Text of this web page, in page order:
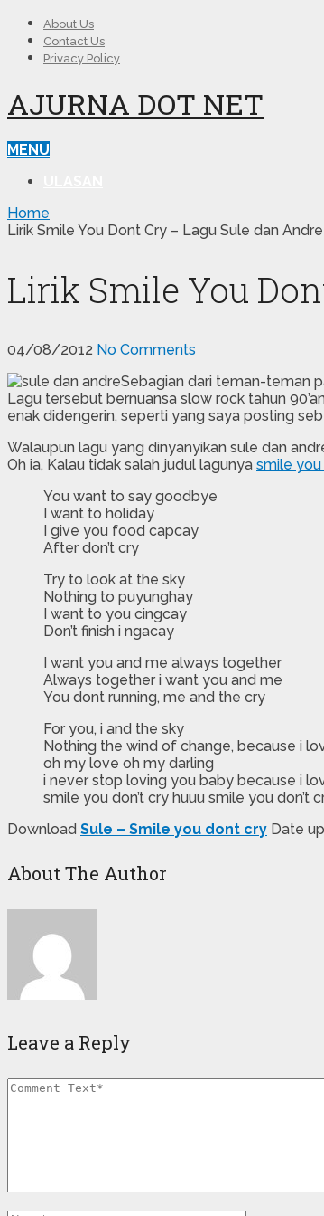
About Us
Contact Us
Privacy Policy
AJURNA DOT NET
MENU
Home
Lirik Smile You Dont Cry – Lagu Sule dan Andre
Lirik Smile You
04/08/2012 No Comments
Sebagian dari teman-teman
Lagu tersebut bernuansa slow rock tahun
enak didengerin, seperti yang saya posting
Walaupun lagu yang dinyanyikan sule dan
Oh ia, Kalau tidak salah judul lagunya smile
You want to say goodbye
I want to holiday
I give you food capcay
After don’t cry
Try to look at the sky
Nothing to puyunghay
I want to you cingcay
Don’t finish i ngacay
I want you and me always together
Always together i want you and me
You dont running, me and the cry
For you, i and the sky
Nothing the wind of change, because i
oh my love oh my darling
i never stop loving you baby because i
smile you don’t cry huuu smile you don’t
Download Sule – Smile you dont cry Date
About The Author
Leave a Reply